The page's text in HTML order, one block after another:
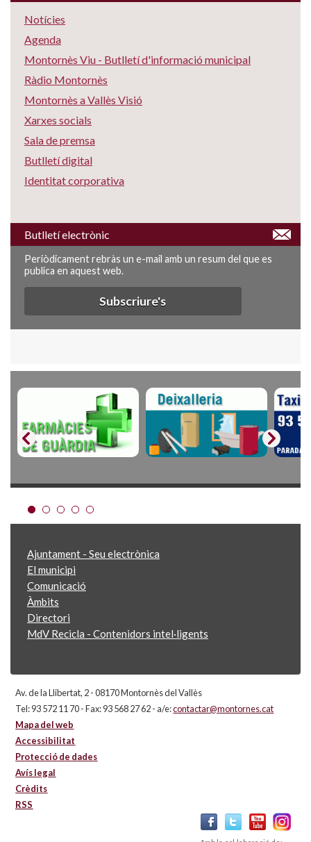
Notícies
Agenda
Montornès Viu - Butlletí d'informació municipal
Ràdio Montornès
Montornès a Vallès Visió
Xarxes socials
Sala de premsa
Butlletí digital
Identitat corporativa
Butlletí electrònic
Periòdicament rebràs un e-mail amb un resum del que es
publica en aquest web.
Subscriure's
Ajuntament - Seu electrònica
El municipi
Comunicació
Àmbits
Directori
MdV Recicla - Contenidors intel·ligents
Av. de la Llibertat, 2 - 08170 Montornès del Vallès
Tel: 93 572 11 70 - Fax: 93 568 27 62 - a/e:contactar@montornes.cat
Mapa del web
Accessibilitat
Protecció de dades
Avís legal
Crèdits
RSS